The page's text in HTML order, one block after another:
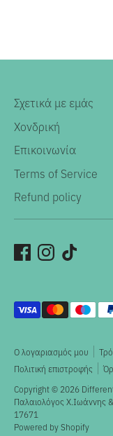
Σχετικά με εμάς
Χονδρική
Επικοινωνία
Terms of Service
Refund policy
Ο λογαριασμός μου
Πολιτική επιστροφής
Copyright © 2026
Παλαιολόγος
17671
Powered by Shopify
Αποδεκτοί
τρόποι